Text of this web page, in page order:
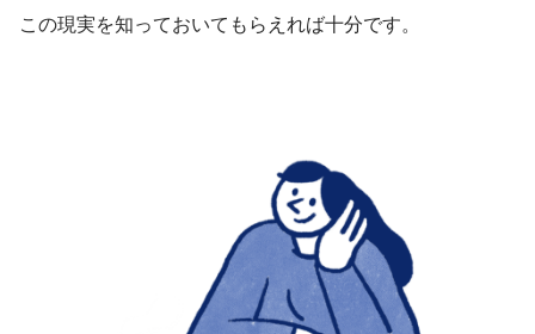
この現実を知っておいてもらえれば十分です。